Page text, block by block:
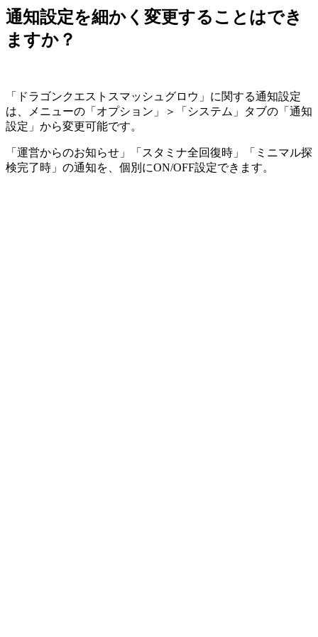
通知設定を細かく変更することはでき
ますか？
「ドラゴンクエストスマッシュグロウ」に関する通知設定
は、メニューの「オプション」＞「システム」タブの「通知
設定」から変更可能です。
「運営からのお知らせ」「スタミナ全回復時」「ミニマル探
検完了時」の通知を、個別にON/OFF設定できます。